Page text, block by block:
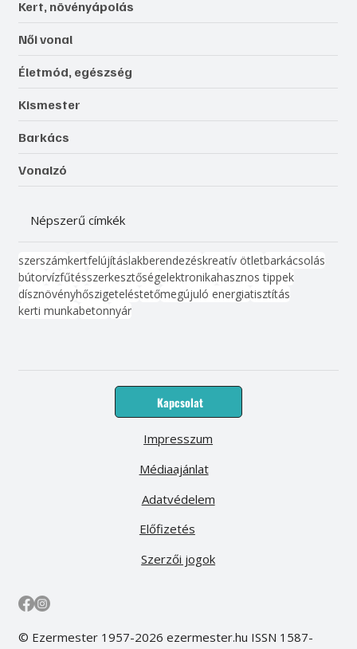
Kert, növényápolás
Női vonal
Életmód, egészség
Kismester
Barkács
Vonalzó
Népszerű címkék
szerszámkertfelújításlakberendezéskreatív ötletbarkácsolás
bútorvízfűtésszerkesztőségelektronikahasznos tippek
dísznövényhőszigeteléstetőmegújuló energiatisztítás
kerti munkabetonnyár
Kapcsolat
Médiaajánlat
Előfizetés
Impresszum
Adatvédelem
Szerzői jogok
© Ezermester 1957-2026 ezermester.hu ISSN 1587-